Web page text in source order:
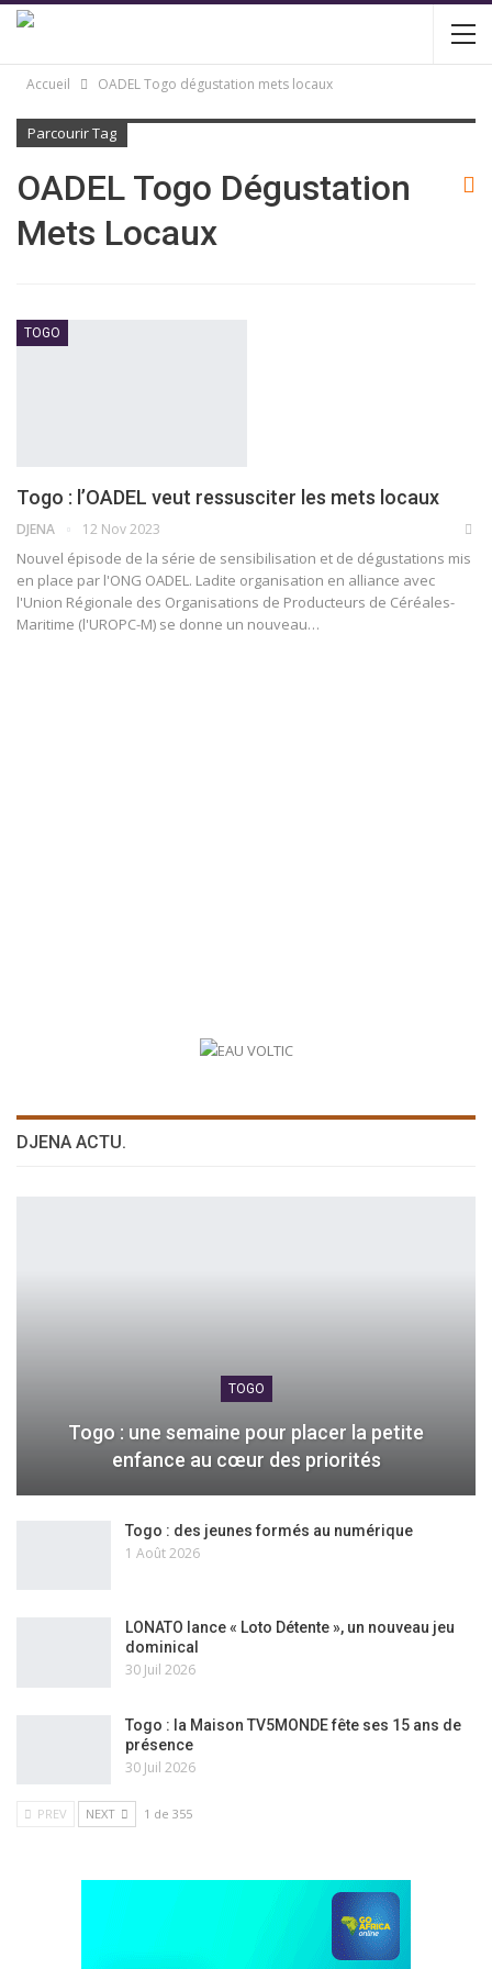
Accueil OADEL Togo dégustation mets locaux
Parcourir Tag
OADEL Togo Dégustation
Mets Locaux
TOGO
Togo : l’OADEL veut ressusciter les mets locaux
DJENA 12 Nov 2023
Nouvel épisode de la série de sensibilisation et de dégustations mis
en place par l'ONG OADEL. Ladite organisation en alliance avec
l'Union Régionale des Organisations de Producteurs de Céréales-
Maritime (l'UROPC-M) se donne un nouveau…
DJENA ACTU.
TOGO
Togo : une semaine pour placer la petite
enfance au cœur des priorités
Togo : des jeunes formés au numérique
1 Août 2026
LONATO lance « Loto Détente », un nouveau jeu
dominical
30 Juil 2026
Togo : la Maison TV5MONDE fête ses 15 ans de
présence
30 Juil 2026
PREV NEXT 1 de 355